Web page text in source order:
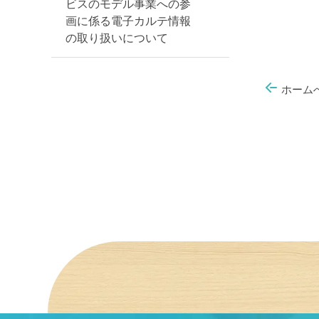
画に係る電子カルテ情報
の取り扱いについて
ホーム